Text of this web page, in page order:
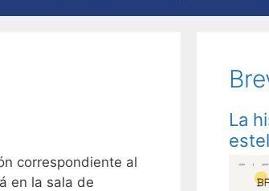
correspondiente al
en la sala de
La